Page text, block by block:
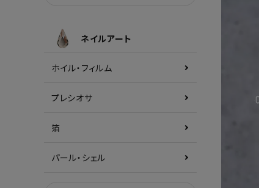
ネイルアート
ホイル・フィルム
プレシオサ
箔
パール・シェル